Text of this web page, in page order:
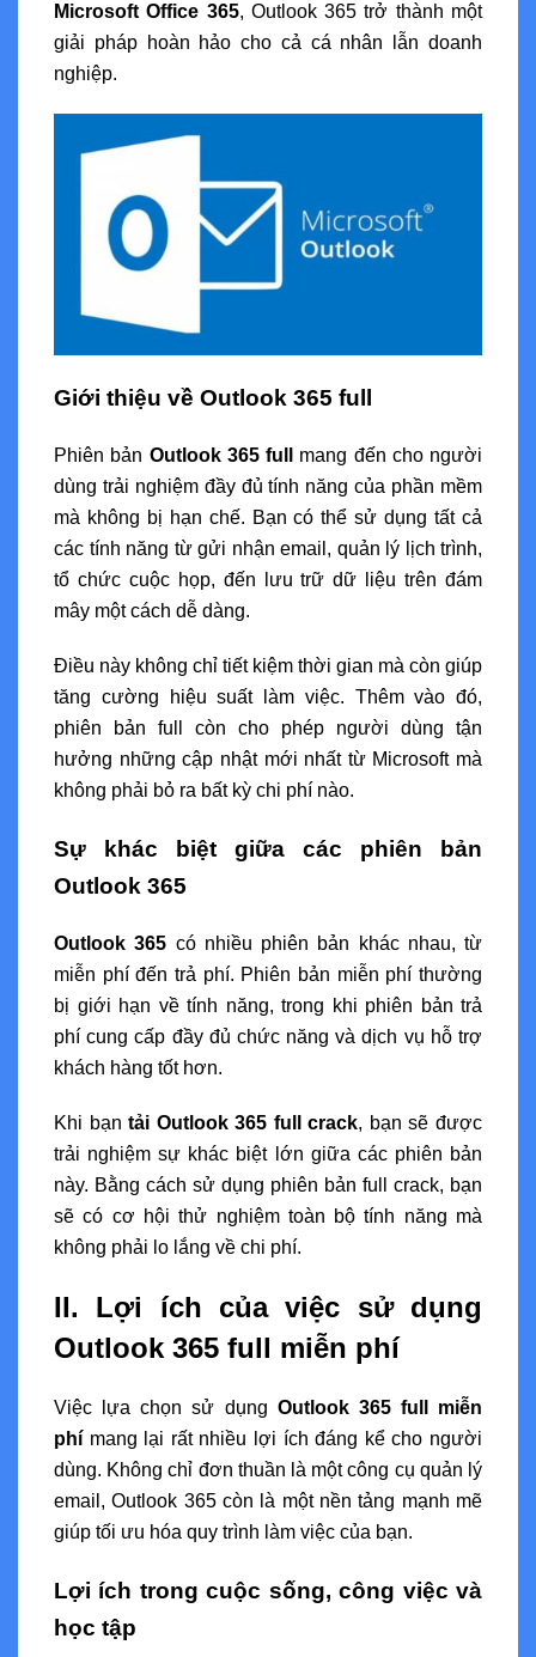
Microsoft Office 365, Outlook 365 trở thành một
giải pháp hoàn hảo cho cả cá nhân lẫn doanh
nghiệp.
Giới thiệu về Outlook 365 full
Phiên bản Outlook 365 full
mang đến cho người
dùng trải nghiệm đầy đủ tính năng của phần mềm
mà không bị hạn chế. Bạn có thể sử dụng tất cả
các tính năng từ gửi nhận email, quản lý lịch trình,
tổ chức cuộc họp, đến lưu trữ dữ liệu trên đám
mây một cách dễ dàng.
Điều này không chỉ tiết kiệm thời gian mà còn giúp
tăng cường hiệu suất làm việc. Thêm vào đó,
phiên bản full còn cho phép người dùng tận
hưởng những cập nhật mới nhất từ Microsoft mà
không phải bỏ ra bất kỳ chi phí nào.
Sự khác biệt giữa các phiên bản
Outlook 365
Outlook 365 có nhiều phiên bản khác nhau, từ
miễn phí đến trả phí. Phiên bản miễn phí thường
bị giới hạn về tính năng, trong khi phiên bản trả
phí cung cấp đầy đủ chức năng và dịch vụ hỗ trợ
khách hàng tốt hơn.
Khi bạntải Outlook 365 full crack, bạn sẽ được
trải nghiệm sự khác biệt lớn giữa các phiên bản
này. Bằng cách sử dụng phiên bản full crack, bạn
sẽ có cơ hội thử nghiệm toàn bộ tính năng mà
không phải lo lắng về chi phí.
II. Lợi ích của việc sử dụng
Outlook 365 full miễn phí
Việc lựa chọn sử dụng Outlook 365 full miễn
phí mang lại rất nhiều lợi ích đáng kể cho người
dùng. Không chỉ đơn thuần là một công cụ quản lý
email, Outlook 365 còn là một nền tảng mạnh mẽ
giúp tối ưu hóa quy trình làm việc của bạn.
Lợi ích trong cuộc sống, công việc và
học tập